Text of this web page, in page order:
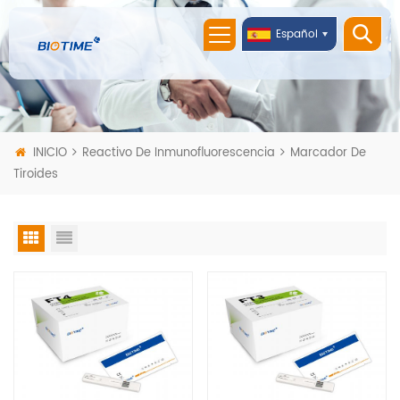
Español
INICIO Reactivo De Inmunofluorescencia
Marcador De
Tiroides